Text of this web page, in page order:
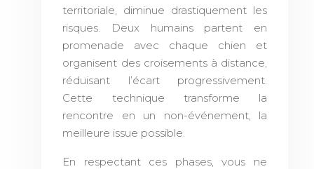
territoriale, diminue drastiquement les
risques. Deux humains partent en
promenade avec chaque chien et
organisent des croisements à distance,
réduisant l’écart progressivement.
Cette technique transforme la
rencontre en un non-événement, la
meilleure issue possible.
En respectant ces phases, vous ne